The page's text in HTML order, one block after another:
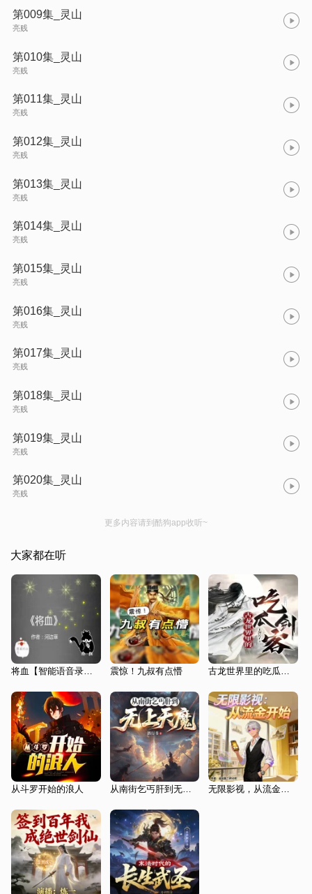
第009集_灵山
亮贱
第010集_灵山
亮贱
第011集_灵山
亮贱
第012集_灵山
亮贱
第013集_灵山
亮贱
第014集_灵山
亮贱
第015集_灵山
亮贱
第016集_灵山
亮贱
第017集_灵山
亮贱
第018集_灵山
亮贱
第019集_灵山
亮贱
第020集_灵山
亮贱
更多内容请到酷狗app收听~
大家都在听
将血【智能语音录制】 震惊！九叔有点懵 古龙世界里的吃瓜剑客|穿越修行|武侠仙侠
从斗罗开始的浪人 从南街乞丐肝到无上天魔|穿越|热血|爽文| 无限影视，从流金开始